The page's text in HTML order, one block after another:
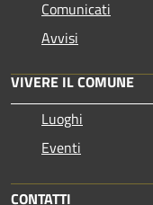
Comunicati
Avvisi
VIVERE IL COMUNE
Luoghi
Eventi
CONTATTI